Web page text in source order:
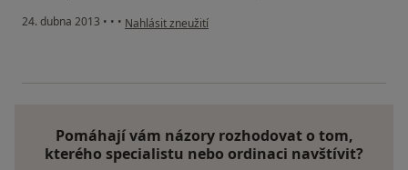
24. dubna 2013 • • • podle názoru uživatele Váš účet byl odstraněn
Nahlásit zneužití
Pomáhají vám názory rozhodovat o tom,
kterého specialistu nebo ordinaci navštívit?